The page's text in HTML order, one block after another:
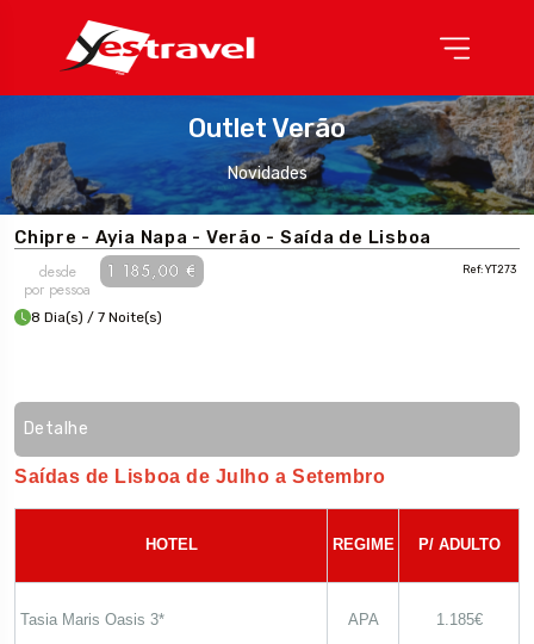
Outlet Verão
Novidades
Chipre - Ayia Napa - Verão - Saída de Lisboa
desde
por pessoa
1 185,00 €
8 Dia(s) / 7 Noite(s)
Ref: YT273
Detalhe
Saídas de Lisboa de Julho a Setembro
HOTEL REGIME P/ ADULTO
Tasia Maris Oasis 3* APA 1.185€